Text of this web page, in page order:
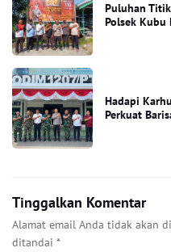
Puluhan
Polsek Kubu
Hadapi
Perkuat
Tinggalkan Komentar
Alamat email Anda tidak akan
ditandai *